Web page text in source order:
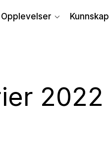
Opplevelser Kunnskap
2022